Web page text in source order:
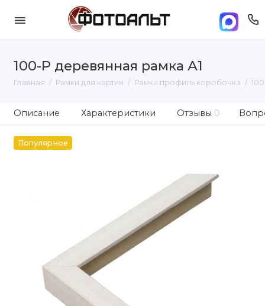
100-Р деревянная рамка А1
Главная Рамки для картин Рамки профиль коробочка
Описание Характеристики Отзывы 0
Популярное